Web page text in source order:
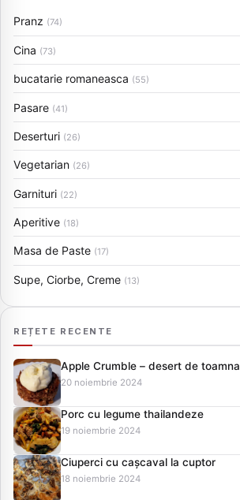
Pranz (74)
Cina (73)
bucatarie romaneasca (55)
Pasare (41)
Deserturi (26)
Vegetarian (26)
Garnituri (22)
Aperitive (18)
Masa de Paste (17)
Supe, Ciorbe, Creme (13)
REȚETE RECENTE
Apple Crumble – desert de toamna
20 noiembrie 2024
Porc cu legume thailandeze
19 noiembrie 2024
Ciuperci cu cașcaval la cuptor
18 noiembrie 2024